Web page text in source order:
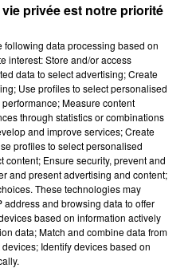
l'Hérault
privée est notre priorité
following data processing based on
interest: Store and/or access
data to select advertising; Create
Use profiles to select personalised
Measure content
through statistics or combinations
and improve services; Create
profiles to select personalised
content; Ensure security, prevent and
and present advertising and content;
These technologies may
and browsing data to offer
based on information actively
data; Match and combine data from
Identify devices based on